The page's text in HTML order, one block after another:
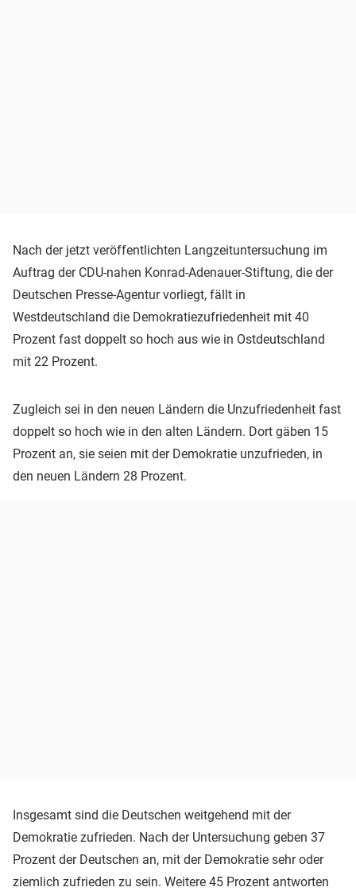
Nach der jetzt veröffentlichten Langzeituntersuchung im
Auftrag der CDU-nahen Konrad-Adenauer-Stiftung, die der
Deutschen Presse-Agentur vorliegt, fällt in
Westdeutschland die Demokratiezufriedenheit mit 40
Prozent fast doppelt so hoch aus wie in Ostdeutschland
mit 22 Prozent.
Zugleich sei in den neuen Ländern die Unzufriedenheit fast
doppelt so hoch wie in den alten Ländern. Dort gäben 15
Prozent an, sie seien mit der Demokratie unzufrieden, in
den neuen Ländern 28 Prozent.
Insgesamt sind die Deutschen weitgehend mit der
Demokratie zufrieden. Nach der Untersuchung geben 37
Prozent der Deutschen an, mit der Demokratie sehr oder
ziemlich zufrieden zu sein. Weitere 45 Prozent antworten